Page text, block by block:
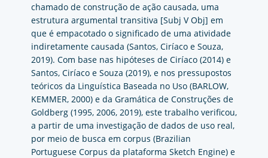
chamado de construção de ação causada, uma
estrutura argumental transitiva [Subj V Obj] em
que é empacotado o significado de uma atividade
indiretamente causada (Santos, Ciríaco e Souza,
2019). Com base nas hipóteses de Ciríaco (2014) e
Santos, Ciríaco e Souza (2019), e nos pressupostos
teóricos da Linguística Baseada no Uso (BARLOW,
KEMMER, 2000) e da Gramática de Construções de
Goldberg (1995, 2006, 2019), este trabalho verificou,
a partir de uma investigação de dados de uso real,
por meio de busca em corpus (Brazilian
Portuguese Corpus da plataforma Sketch Engine) e